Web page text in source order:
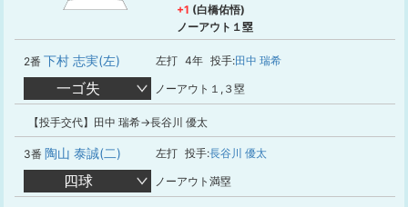
+1 (白橋佑悟)
ノーアウト１塁
2番 下村 志実(左) 左打 4年 投手:田中 瑞希
一ゴ失 ノーアウト１,３塁
【投手交代】田中 瑞希→長谷川 優太
3番 陶山 泰誠(二) 左打 投手:長谷川 優太
四球 ノーアウト満塁